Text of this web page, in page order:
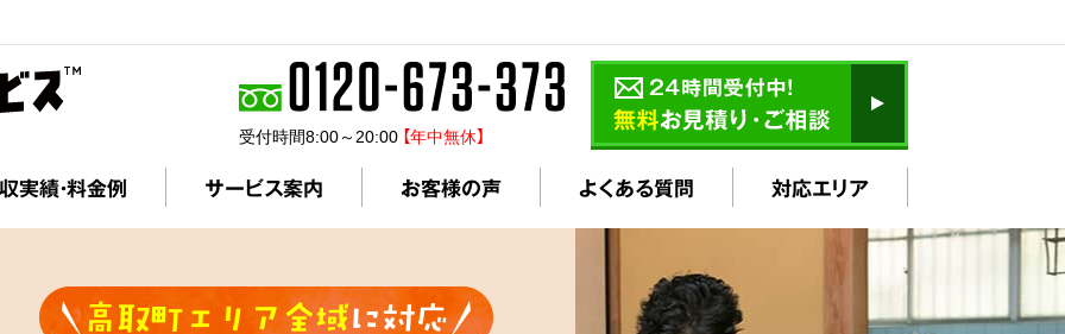
受付時間8:00～20:00 【年中無休】
実績・料金例 サービス案内 お客様の声 よくある質問 対応エリア
高取町エリア全域に対応